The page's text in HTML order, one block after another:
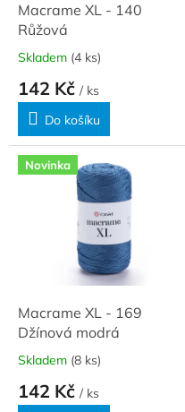
Macrame XL - 140
Růžová
Skladem (4 ks)
142 Kč / ks
Do košíku
Novinka
Macrame XL - 169
Džínová modrá
Skladem (8 ks)
142 Kč / ks